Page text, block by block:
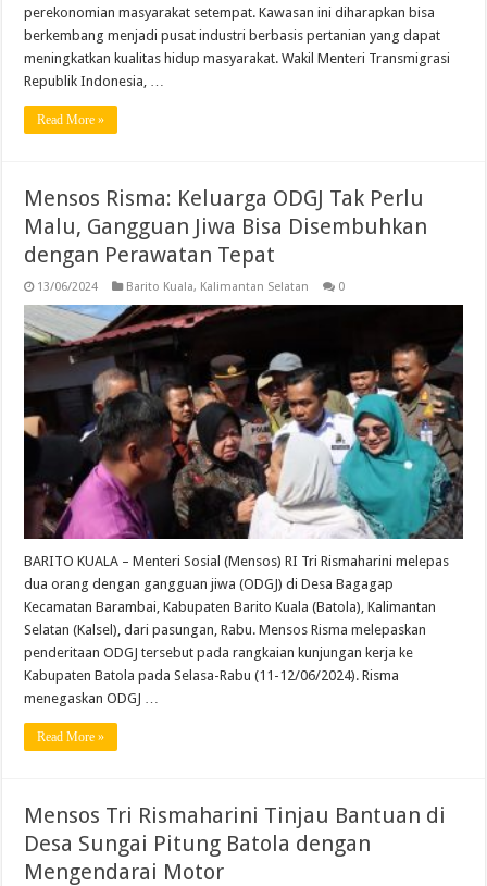
perekonomian masyarakat setempat. Kawasan ini diharapkan bisa
berkembang menjadi pusat industri berbasis pertanian yang dapat
meningkatkan kualitas hidup masyarakat. Wakil Menteri Transmigrasi
Republik Indonesia, …
Read More »
Mensos Risma: Keluarga ODGJ Tak Perlu
Malu, Gangguan Jiwa Bisa Disembuhkan
dengan Perawatan Tepat
13/06/2024 Barito Kuala, Kalimantan Selatan 0
BARITO KUALA – Menteri Sosial (Mensos) RI Tri Rismaharini melepas
dua orang dengan gangguan jiwa (ODGJ) di Desa Bagagap
Kecamatan Barambai, Kabupaten Barito Kuala (Batola), Kalimantan
Selatan (Kalsel), dari pasungan, Rabu. Mensos Risma melepaskan
penderitaan ODGJ tersebut pada rangkaian kunjungan kerja ke
Kabupaten Batola pada Selasa-Rabu (11-12/06/2024). Risma
menegaskan ODGJ …
Read More »
Mensos Tri Rismaharini Tinjau Bantuan di
Desa Sungai Pitung Batola dengan
Mengendarai Motor